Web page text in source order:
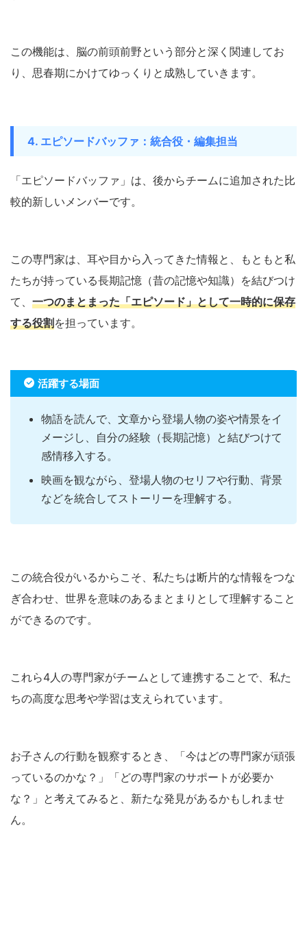
この機能は、脳の前頭前野という部分と深く関連してお
り、思春期にかけてゆっくりと成熟していきます。
4. エピソードバッファ：統合役・編集担当
「エピソードバッファ」は、後からチームに追加された比
較的新しいメンバーです。
この専門家は、耳や目から入ってきた情報と、もともと私
たちが持っている長期記憶（昔の記憶や知識）を結びつけ
て、 一つのまとまった「エピソード」として一時的に保存
する役割を担っています。
活躍する場面
物語を読んで、文章から登場人物の姿や情景をイ
メージし、自分の経験（長期記憶）と結びつけて
感情移入する。
映画を観ながら、登場人物のセリフや行動、背景
などを統合してストーリーを理解する。
この統合役がいるからこそ、私たちは断片的な情報をつな
ぎ合わせ、世界を意味のあるまとまりとして理解すること
ができるのです。
これら4人の専門家がチームとして連携することで、私た
ちの高度な思考や学習は支えられています。
お子さんの行動を観察するとき、「今はどの専門家が頑張
っているのかな？」「どの専門家のサポートが必要か
な？」と考えてみると、新たな発見があるかもしれませ
ん。